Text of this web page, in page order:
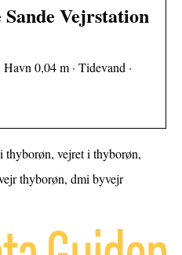
Vejrstation
0,04 m · Tidevand ·
vejret i thyborøn,
thyborøn, dmi byvejr